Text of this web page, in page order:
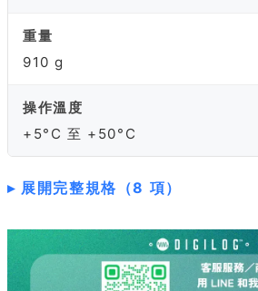
重量
910 g
操作溫度
+5°C 至 +50°C
展開完整規格（8 項）